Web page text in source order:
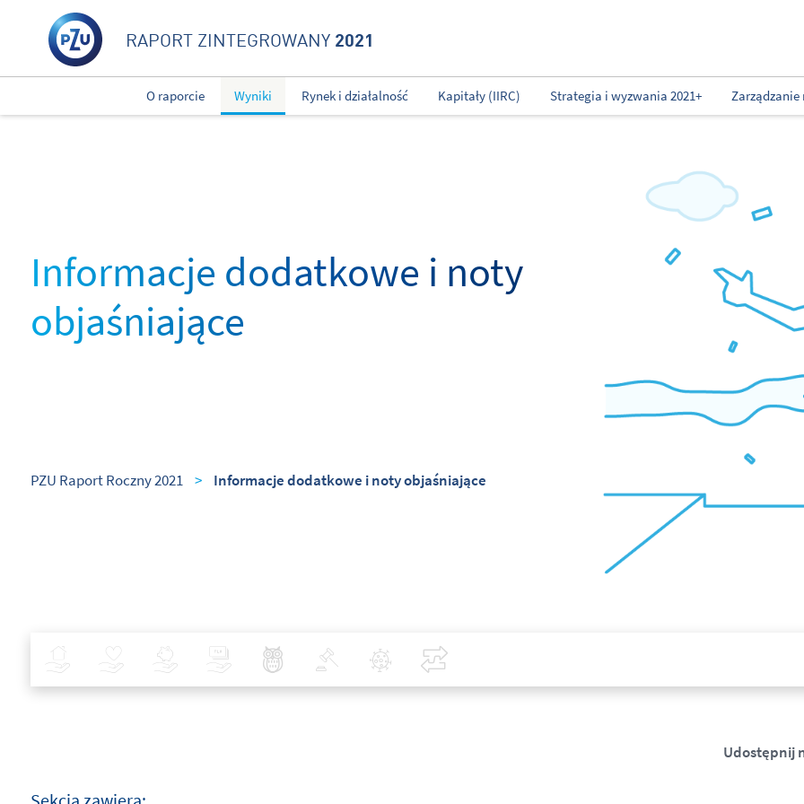
RAPORT ZINTEGROWANY 2021
O raporcie Wyniki Rynek i działalność Kapitały (IIRC) Strategia i wyzwania 2021+ Zarządzanie
Informacje dodatkowe i noty
objaśniające
PZU Raport Roczny 2021 > Informacje dodatkowe i noty objaśniające
Udostępnij
Zdrowie Inwestycje Bankowość Najlepsze Praktyki
Polityka Covid-19